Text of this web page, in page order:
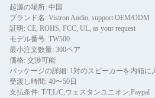
起源の場所: 中国
ブランド名: Vistron Audio, support OEM/ODM
証明: CE, ROHS, FCC, UL, as your request
モデル番号: TW500
最小注文数量: 300ペア
価格: 交渉可能
パッケージの詳細: 1対のスピーカーを内箱に
受渡し時間: 40〜50日
支払条件: T/T,L/C,ウェスタンユニオン,Paypal